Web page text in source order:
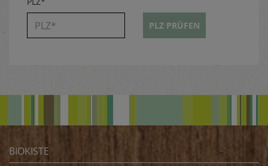
PLZ PRÜFEN
BIOKISTE